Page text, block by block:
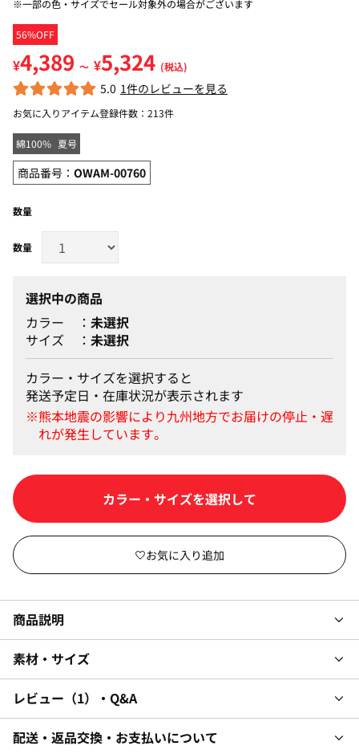
56%OFF
※一部の色・サイズでセール対象外の場合がございます
¥4,389 ～ ¥5,324 (税込)
5.0 1件のレビューを見る
お気に入りアイテム登録件数： 213件
綿100% 夏号
商品番号： OWAM-00760
数量
選択中の商品
カラー
未選択
サイズ
未選択
カラー・サイズを選択すると
発送予定日・在庫状況が表示されます
カートに入れる
商品説明
素材・サイズ
レビュー 1 ・Q&A
配送・返品交換・お支払いについて